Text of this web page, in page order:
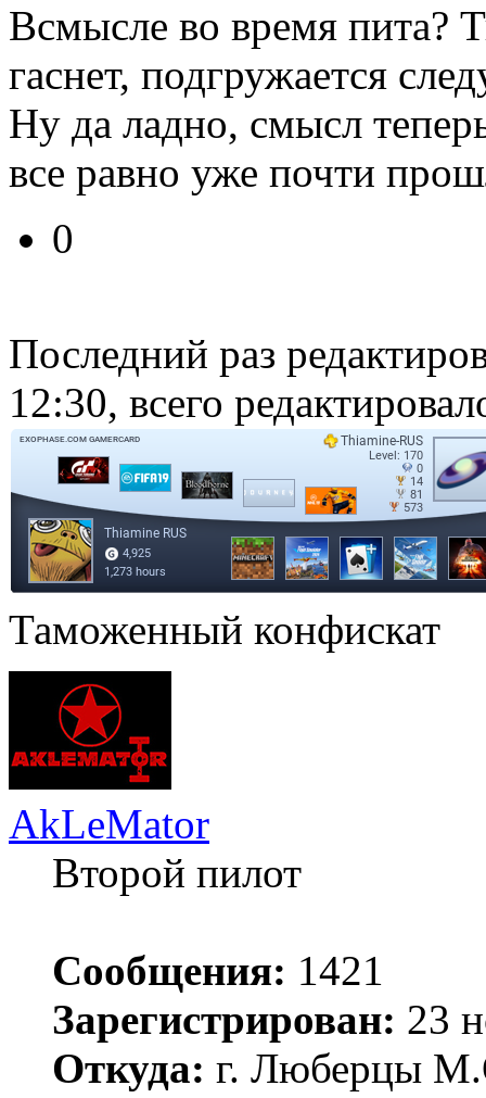
Всмысле во время пита?
гаснет, подгружается
Ну да ладно, смысл
все равно уже почти
0
Последний раз
12:30, всего
Таможенный конфискат
AkLeMator
Второй пилот
Сообщения: 1421
Зарегистрирован: 23
Откуда: г. Люберцы